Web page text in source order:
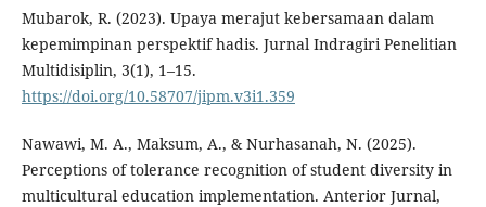
Mubarok, R. (2023). Upaya merajut kebersamaan dalam
kepemimpinan perspektif hadis. Jurnal Indragiri Penelitian
Multidisiplin, 3(1), 1–15.
https://doi.org/10.58707/jipm.v3i1.359
Nawawi, M. A., Maksum, A., & Nurhasanah, N. (2025).
Perceptions of tolerance recognition of student diversity in
multicultural education implementation. Anterior Jurnal,